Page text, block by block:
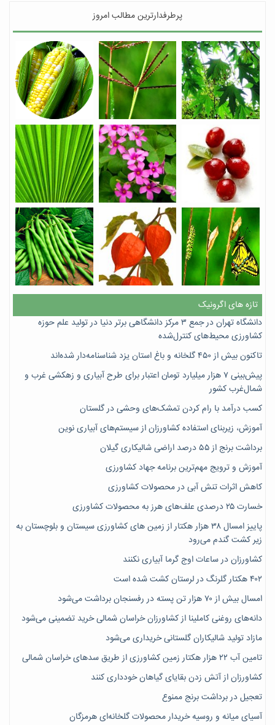
پرطرفدارترین مطالب امروز
تازه های اگرونیک
دانشگاه تهران در جمع ۳ مرکز دانشگاهی برتر دنیا در تولید علم حوزه
کشاورزی محیط‌های کنترل‌شده
تاکنون بیش از ۴۵۰ گلخانه و باغ استان یزد شناسنامه‌دار شده‌اند
پیش‌بینی ۷‌ هزار میلیارد تومان اعتبار برای طرح آبیاری و زهکشی غرب و
شمال‌غرب کشور
کسب درآمد با رام کردن تمشک‌های وحشی در گلستان
آموزش، زیربنای استفاده کشاورزان از سیستم‌های آبیاری نوین
برداشت برنج از ۵۵ درصد اراضی شالیکاری گیلان
آموزش و ترویج مهم‌ترین برنامه جهاد کشاورزی
کاهش اثرات تنش آبی در محصولات کشاورزی
خسارت ۲۵ درصدی علف‌های هرز به محصولات کشاورزی
پاییز امسال ۳۸ هزار هکتار از زمین های کشاورزی سیستان و بلوچستان به
زیر کشت گندم می‌رود
کشاورزان در ساعات اوج گرما آبیاری نکنند
۴۰۲ هکتار گلرنگ در لرستان کشت شده است
امسال بیش از ۷۰ هزار تن پسته در رفسنجان برداشت می‌شود
دانه‌های روغنی کاملینا از کشاورزان خراسان شمالی خرید تضمینی می‌شود
مازاد تولید شالیکاران گلستانی خریداری می‌شود
تامین آب ۲۲ هزار هکتار زمین کشاورزی از طریق سدهای خراسان شمالی
کشاورزان از آتش زدن بقایای گیاهان خودداری کنند
تعجیل در برداشت برنج ممنوع
آسیای میانه و روسیه خریدار محصولات گلخانه‌ای هرمزگان